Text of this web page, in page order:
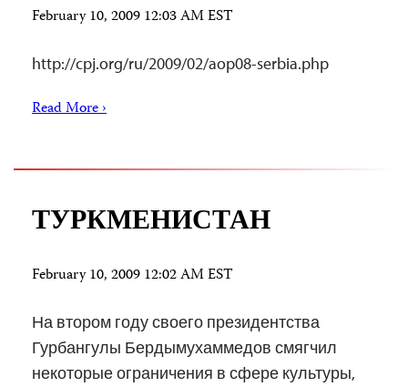
February 10, 2009 12:03 AM EST
http://cpj.org/ru/2009/02/aop08-serbia.php
Read More ›
ТУРКМЕНИСТАН
February 10, 2009 12:02 AM EST
На втором году своего президентства
Гурбангулы Бердымухаммедов смягчил
некоторые ограничения в сфере культуры,